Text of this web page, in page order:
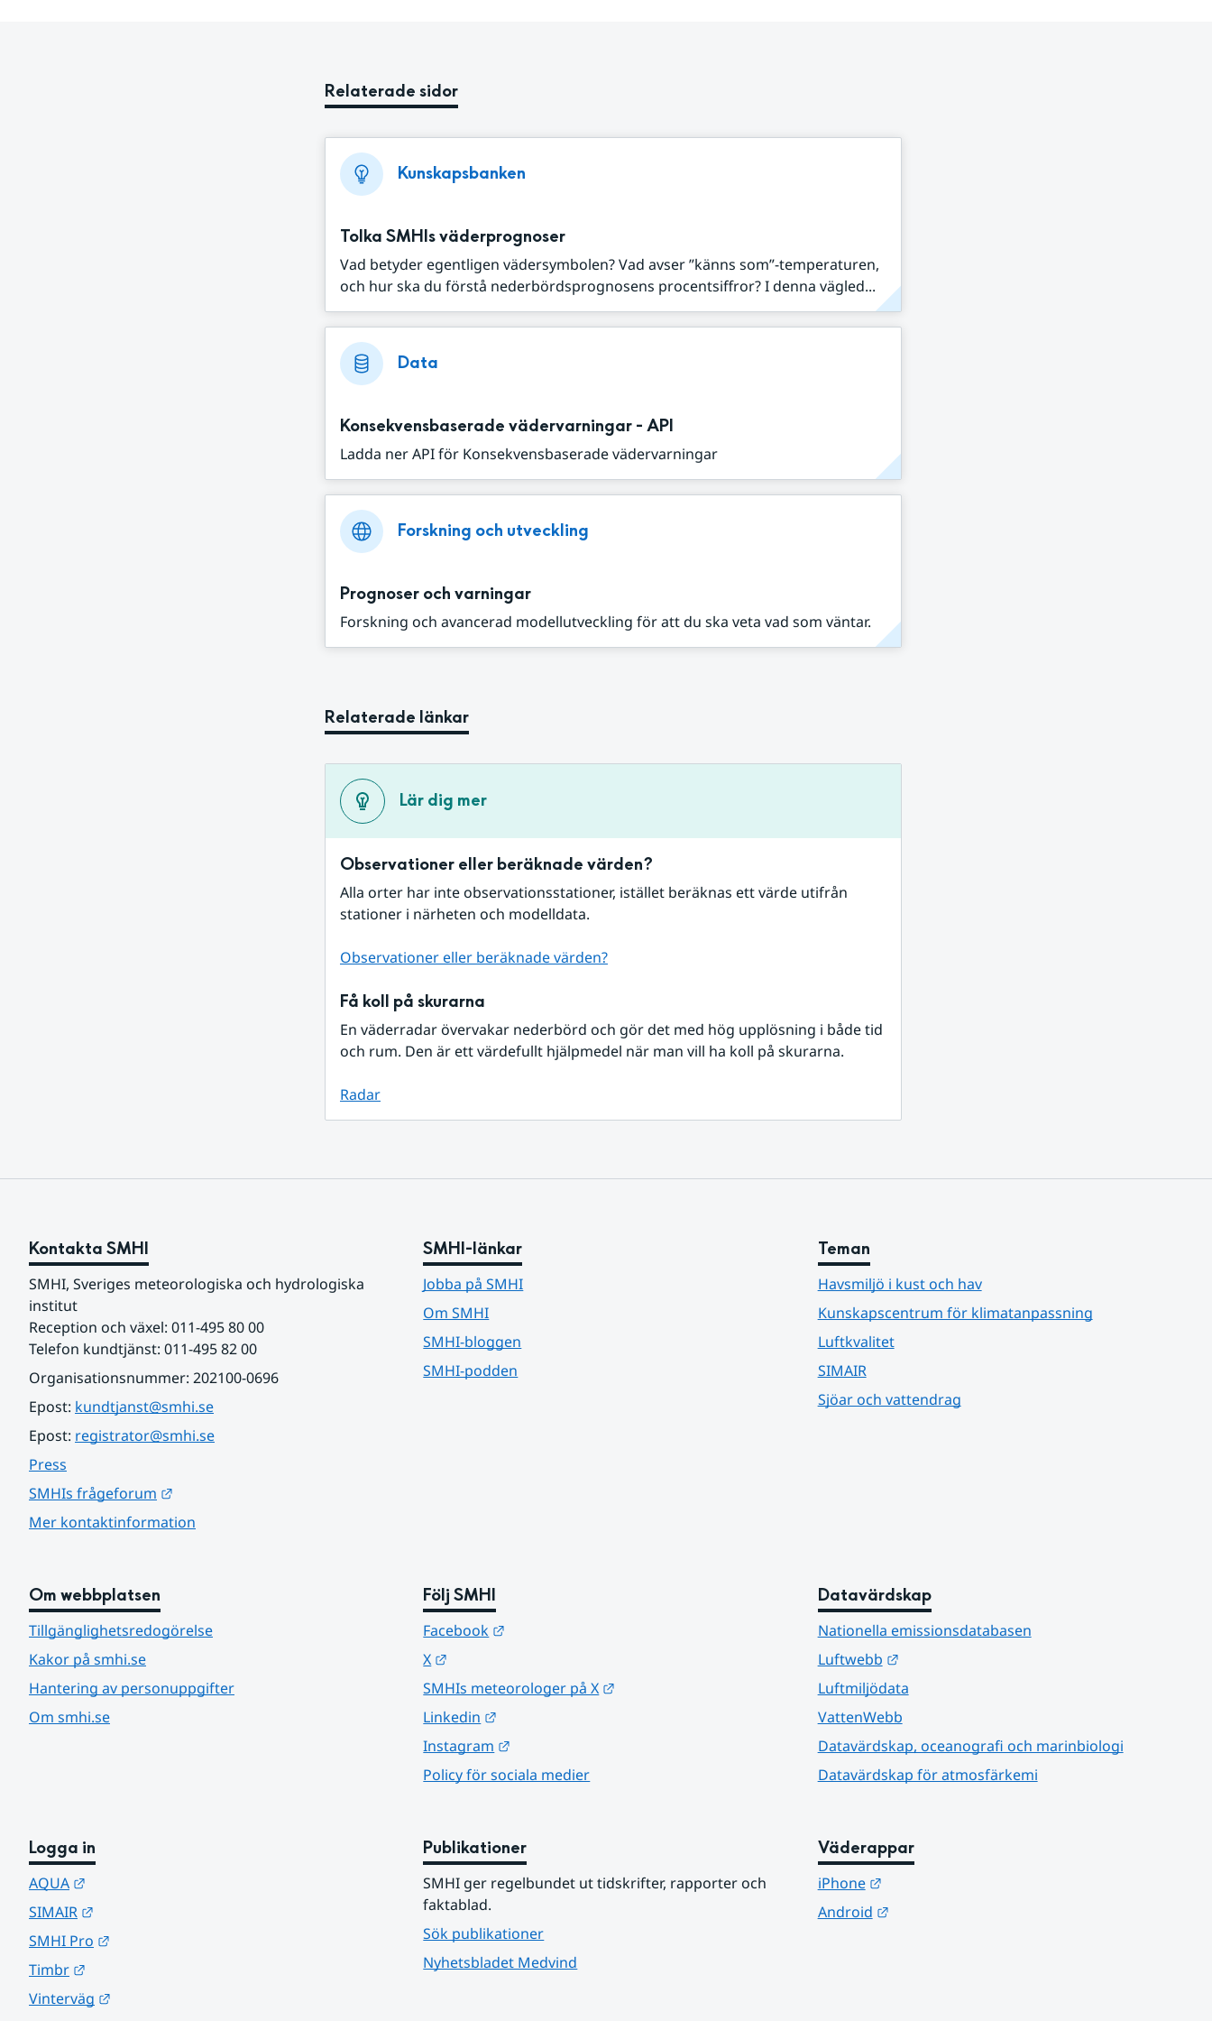
Relaterade sidor
Kunskapsbanken
Tolka SMHIs väderprognoser
Vad betyder egentligen vädersymbolen? Vad avser ”känns som”-temperaturen,
och hur ska du förstå nederbördsprognosens procentsiffror? I denna vägled...
Data
Konsekvensbaserade vädervarningar - API
Ladda ner API för Konsekvensbaserade vädervarningar
Forskning och utveckling
Prognoser och varningar
Forskning och avancerad modellutveckling för att du ska veta vad som väntar.
Relaterade länkar
Lär dig mer
Observationer eller beräknade värden?
Alla orter har inte observationsstationer, istället beräknas ett värde utifrån
stationer i närheten och modelldata.
Observationer eller beräknade värden?
Få koll på skurarna
En väderradar övervakar nederbörd och gör det med hög upplösning i både tid
och rum. Den är ett värdefullt hjälpmedel när man vill ha koll på skurarna.
Radar
Kontakta SMHI
SMHI, Sveriges meteorologiska och hydrologiska
institut
Reception och växel: 011-495 80 00
Telefon kundtjänst: 011-495 82 00
Organisationsnummer: 202100-0696
Epost: kundtjanst@smhi.se
Epost: registrator@smhi.se
Press
SMHIs frågeforum
Mer kontaktinformation
SMHI-länkar
Jobba på SMHI
Om SMHI
SMHI-bloggen
SMHI-podden
Teman
Havsmiljö i kust och hav
Kunskapscentrum för klimatanpassning
Luftkvalitet
SIMAIR
Sjöar och vattendrag
Om webbplatsen
Tillgänglighetsredogörelse
Kakor på smhi.se
Hantering av personuppgifter
Om smhi.se
Följ SMHI
Facebook
X
SMHIs meteorologer på X
Linkedin
Instagram
Policy för sociala medier
Datavärdskap
Nationella emissionsdatabasen
Luftwebb
Länk till annan webbplats.
Luftmiljödata
VattenWebb
Datavärdskap, oceanografi och marinbiologi
Datavärdskap för atmosfärkemi
Logga in
AQUA
SIMAIR
SMHI Pro
Timbr
Vinterväg
Publikationer
SMHI ger regelbundet ut tidskrifter, rapporter och
faktablad.
Sök publikationer
Nyhetsbladet Medvind
Väderappar
iPhone
Länk till annan webbplats.
Android
Länk till annan webbplats.